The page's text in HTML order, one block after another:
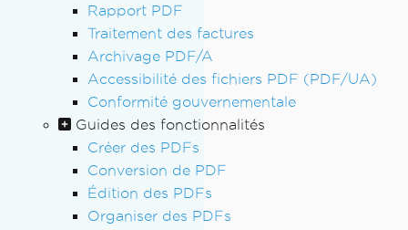
Rapport PDF
Traitement des factures
Archivage PDF/A
Accessibilité des fichiers PDF (PDF/UA)
Conformité gouvernementale
Guides des fonctionnalités
Créer des PDFs
Conversion de PDF
Édition des PDFs
Organiser des PDFs